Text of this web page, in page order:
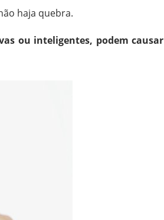
haja quebra.
ou inteligentes, podem causar